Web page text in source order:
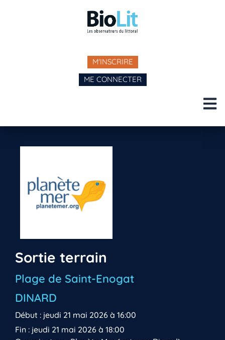
M'INSCRIRE
ME CONNECTER
Sortie terrain
Plage de Saint-Enogat
DINARD
Début : jeudi 21 mai 2026 à 16:00
Fin : jeudi 21 mai 2026 à 18:00